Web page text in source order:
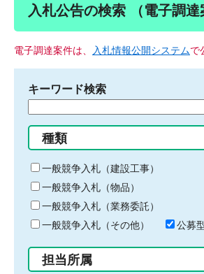
入札公告の検索 （電子調達
電子調達案件は、 入札情報公開システムで
キーワード検索
る
キ
ー
ワ
ー
ド
入
力
種類
一般競争入札（建設工事）
一般競争入札（物品）
一般競争入札（業務委託）
一般競争入札（その他）
公募
担当所属